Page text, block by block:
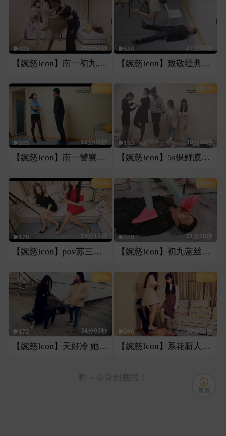
405 26分52秒
【婉慈Icon】南一初九暴力踢踹
534 27分08秒
【婉慈Icon】致敬经典曼捌多视角踢裆
200钻
205 18分05秒
【婉慈Icon】南一警察羞辱耳光
400钻
153 39分49秒
【婉慈Icon】5s保鲜膜包暴力踩踏
240钻
178 24分12秒
【婉慈Icon】pov苏三曼捌第一视角
300钻
289 31分28秒
【婉慈Icon】初九蓝丝恋足腿脚绞坐脸插嘴
300钻
172 34分03秒
【婉慈Icon】天好冷 她更冷
240钻
286 20分28秒
【婉慈Icon】系花新人双s皮鞋高跟纯踩踏
啊～哥哥到底啦！
首页